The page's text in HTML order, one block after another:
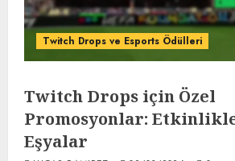
Twitch Drops ve Esports Ödülleri
Twitch Drops için Özel
Promosyonlar:
Eşyalar